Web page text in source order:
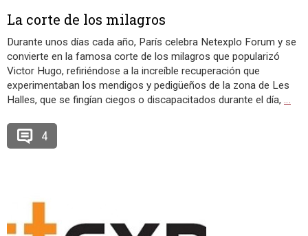
La corte de los milagros
Durante unos días cada año, París celebra Netexplo Forum y se
convierte en la famosa corte de los milagros que popularizó
Victor Hugo, refiriéndose a la increíble recuperación que
experimentaban los mendigos y pedigüeños de la zona de Les
Halles, que se fingían ciegos o discapacitados durante el día, …
4